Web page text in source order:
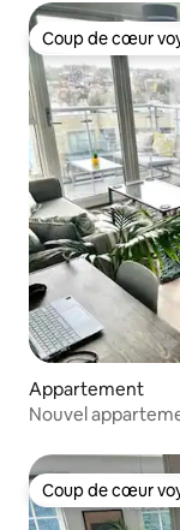
Coup de cœur
Coup de cœur
Appartement
Nouvel
Coup de cœur
Coup de cœur